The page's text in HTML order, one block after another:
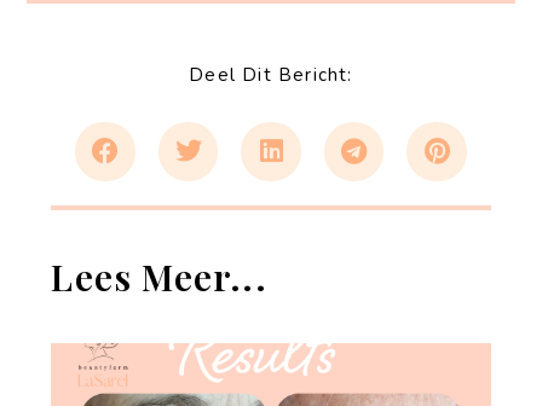
Deel Dit Bericht:
Lees Meer...